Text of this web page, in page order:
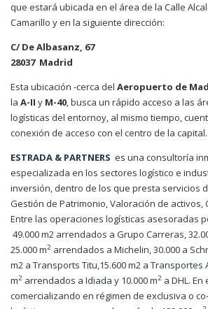
que estará ubicada en el área de la Calle
Camarillo y en la siguiente dirección:
C/ De Albasanz, 67
28037 Madrid
Esta ubicación -cerca del Aeropuerto de
la A-II y M-40, busca un rápido acceso a las
logísticas del entornoy, al mismo tiempo,
conexión de acceso con el centro de la capital.
ESTRADA & PARTNERS es una consultoría
especializada en los sectores logístico e
inversión, dentro de los que presta servicios
Gestión de Patrimonio, Valoración de activos,
Entre las operaciones logísticas asesoradas
49.000 m2 arrendados a Grupo Carreras,
25.000 m2 arrendados a Michelin, 30.000 a
m2 a Transports Titu,15.600 m2 a Transportes
m2 arrendados a Idiada y 10.000 m2 a DHL. En
comercializando en régimen de exclusiva o